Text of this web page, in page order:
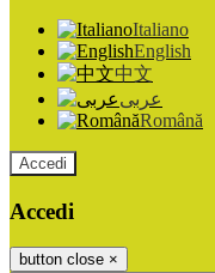
Italiano
English
中文
عربى
Română
Accedi
Accedi
button close ×